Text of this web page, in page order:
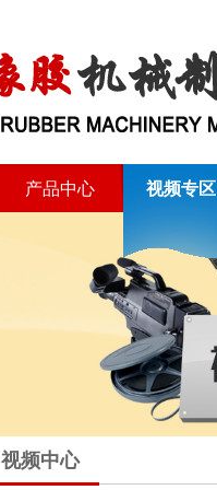
产品中心 视频专区
视频中心